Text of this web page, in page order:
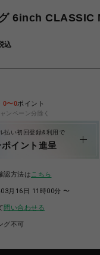
6inch CLASSIC
込
0〜0ポイント
ンペーン分除く
払い初回登録&利用で
イント進呈
認方法は こちら
月16日 11時00分 〜
問い合わせる
グ不可